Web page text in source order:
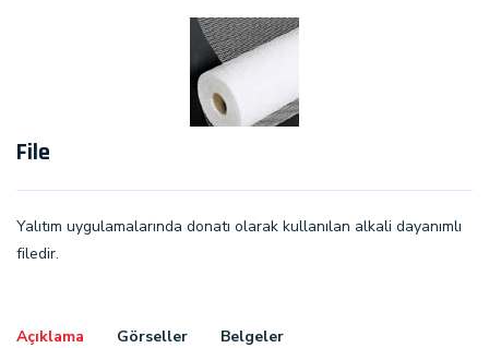
File
Yalıtım uygulamalarında donatı olarak kullanılan alkali dayanımlı
filedir.
Açıklama Görseller Belgeler